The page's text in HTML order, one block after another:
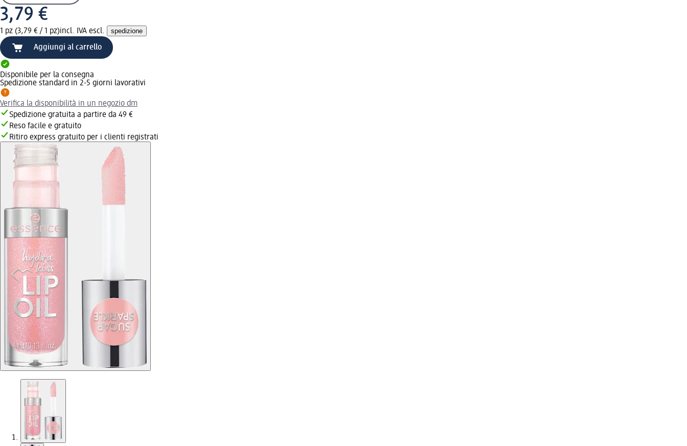
3,79 €
1 pz (3,79 € / 1 pz)incl. IVA escl. spedizione
Aggiungi al carrello
Disponibile per la consegna
Spedizione standard in 2-5 giorni lavorativi
Verifica la disponibilità in un negozio dm
Spedizione gratuita a partire da 49 €
Reso facile e gratuito
Ritiro express gratuito per i clienti registrati